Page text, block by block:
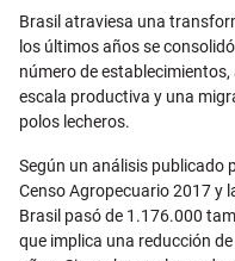
Email
Brasil atraviesa una
los últimos años se
número de
escala productiva y una
polos lecheros.
Según un análisis publicado
Censo Agropecuario 2017 y
Brasil pasó de 1.176.000
que implica una reducción